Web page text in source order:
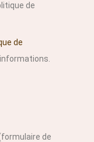
de
de
de